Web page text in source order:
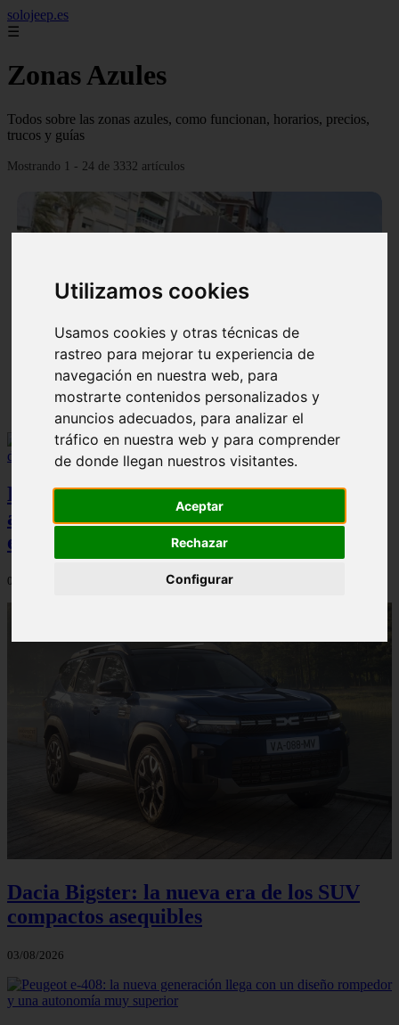
Utilizamos cookies
Usamos cookies y otras técnicas de
rastreo para mejorar tu experiencia de
navegación en nuestra web, para
mostrarte contenidos personalizados y
anuncios adecuados, para analizar el
tráfico en nuestra web y para comprender
de donde llegan nuestros visitantes.
Aceptar
Rechazar
Configurar
solojeep.es
☰
Zonas Azules
Todos sobre las zonas azules, como funcionan, horarios, precios,
trucos y guías
Mostrando 1 - 24 de 3332 artículos
▷ Zona Azul Córdoba 《 Horarios y Tarifas 2024 》
El Dacia Sandero presenta un índice de
accidentabilidad por debajo de la media
en España, según Carfax
04/08/2026
Dacia Bigster: la nueva era de los SUV
compactos asequibles
03/08/2026